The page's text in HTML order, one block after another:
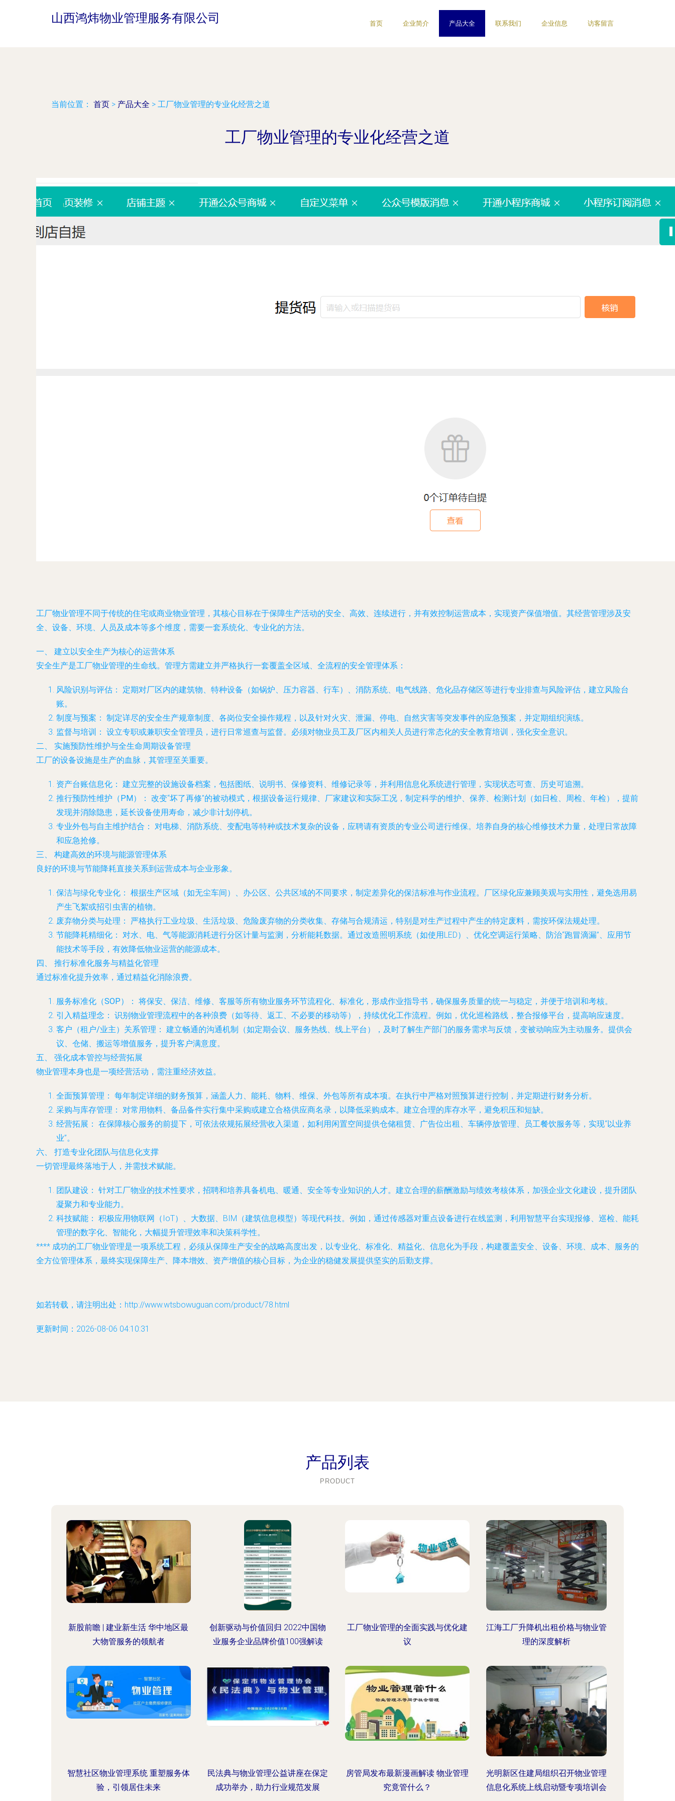
山西鸿炜物业管理服务有限公司 首页 企业简介 产品大全 联系我们 企业信息 访客留言
当前位置： 首页 > 产品大全 > 工厂物业管理的专业化经营之道
工厂物业管理的专业化经营之道
工厂物业管理不同于传统的住宅或商业物业管理，其核心目标在于保障生产活动的安全、高效、连续进行，并有效控制运营成本，实现资产保值增值。其经营管理涉及安
全、设备、环境、人员及成本等多个维度，需要一套系统化、专业化的方法。
一、 建立以安全生产为核心的运营体系
安全生产是工厂物业管理的生命线。管理方需建立并严格执行一套覆盖全区域、全流程的安全管理体系：
风险识别与评估：
定期对厂区内的建筑物、特种设备（如锅炉、压力容器、行车）、消防系统、电气线路、危化品存储区等进行专业排查与风险评估，建立风险台
账。
制度与预案： 制定详尽的安全生产规章制度、各岗位安全操作规程，以及针对火灾、泄漏、停电、自然灾害等突发事件的应急预案，并定期组织演练。
监督与培训： 设立专职或兼职安全管理员，进行日常巡查与监督。必须对物业员工及厂区内相关人员进行常态化的安全教育培训，强化安全意识。
二、 实施预防性维护与全生命周期设备管理
工厂的设备设施是生产的血脉，其管理至关重要。
资产台账信息化： 建立完整的设施设备档案，包括图纸、说明书、保修资料、维修记录等，并利用信息化系统进行管理，实现状态可查、历史可追溯。
推行预防性维护（PM）： 改变“坏了再修”的被动模式，根据设备运行规律、厂家建议和实际工况，制定科学的维护、保养、检测计划（如日检、周检、年检），提前
发现并消除隐患，延长设备使用寿命，减少非计划停机。
专业外包与自主维护结合： 对电梯、消防系统、变配电等特种或技术复杂的设备，应聘请有资质的专业公司进行维保。培养自身的核心维修技术力量，处理日常故障
和应急抢修。
三、 构建高效的环境与能源管理体系
良好的环境与节能降耗直接关系到运营成本与企业形象。
保洁与绿化专业化： 根据生产区域（如无尘车间）、办公区、公共区域的不同要求，制定差异化的保洁标准与作业流程。厂区绿化应兼顾美观与实用性，避免选用易
产生飞絮或招引虫害的植物。
废弃物分类与处理：
严格执行工业垃圾、生活垃圾、危险废弃物的分类收集、存储与合规清运，特别是对生产过程中产生的特定废料，需按环保法规处理。
节能降耗精细化： 对水、电、气等能源消耗进行分区计量与监测，分析能耗数据。通过改造照明系统（如使用LED）、优化空调运行策略、防治“跑冒滴漏”、应用节
能技术等手段，有效降低物业运营的能源成本。
四、 推行标准化服务与精益化管理
通过标准化提升效率，通过精益化消除浪费。
服务标准化（SOP）： 将保安、保洁、维修、客服等所有物业服务环节流程化、标准化，形成作业指导书，确保服务质量的统一与稳定，并便于培训和考核。
引入精益理念： 识别物业管理流程中的各种浪费（如等待、返工、不必要的移动等），持续优化工作流程。例如，优化巡检路线，整合报修平台，提高响应速度。
客户（租户/业主）关系管理： 建立畅通的沟通机制（如定期会议、服务热线、线上平台），及时了解生产部门的服务需求与反馈，变被动响应为主动服务。提供会
议、仓储、搬运等增值服务，提升客户满意度。
五、 强化成本管控与经营拓展
物业管理本身也是一项经营活动，需注重经济效益。
全面预算管理： 每年制定详细的财务预算，涵盖人力、能耗、物料、维保、外包等所有成本项。在执行中严格对照预算进行控制，并定期进行财务分析。
采购与库存管理： 对常用物料、备品备件实行集中采购或建立合格供应商名录，以降低采购成本。建立合理的库存水平，避免积压和短缺。
经营拓展： 在保障核心服务的前提下，可依法依规拓展经营收入渠道，如利用闲置空间提供仓储租赁、广告位出租、车辆停放管理、员工餐饮服务等，实现“以业养
业”。
六、 打造专业化团队与信息化支撑
一切管理最终落地于人，并需技术赋能。
团队建设： 针对工厂物业的技术性要求，招聘和培养具备机电、暖通、安全等专业知识的人才。建立合理的薪酬激励与绩效考核体系，加强企业文化建设，提升团队
凝聚力和专业能力。
科技赋能： 积极应用物联网（IoT）、大数据、BIM（建筑信息模型）等现代科技。例如，通过传感器对重点设备进行在线监测，利用智慧平台实现报修、巡检、能耗
管理的数字化、智能化，大幅提升管理效率和决策科学性。
**** 成功的工厂物业管理是一项系统工程，必须从保障生产安全的战略高度出发，以专业化、标准化、精益化、信息化为手段，构建覆盖安全、设备、环境、成本、服务的
全方位管理体系，最终实现保障生产、降本增效、资产增值的核心目标，为企业的稳健发展提供坚实的后勤支撑。
如若转载，请注明出处：http://www.wtsbowuguan.com/product/78.html
更新时间：2026-08-06 04:10:31
产品列表
PRODUCT
新股前瞻 | 建业新生活 华中地区最
大物管服务的领航者
创新驱动与价值回归 2022中国物
业服务企业品牌价值100强解读
工厂物业管理的全面实践与优化建
议
江海工厂升降机出租价格与物业管
理的深度解析
智慧社区物业管理系统 重塑服务体
验，引领居住未来
民法典与物业管理公益讲座在保定
成功举办，助力行业规范发展
房管局发布最新漫画解读 物业管理
究竟管什么？
光明新区住建局组织召开物业管理
信息化系统上线启动暨专项培训会